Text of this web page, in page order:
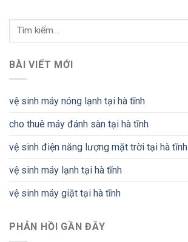
BÀI VIẾT MỚI
vệ sinh máy nóng lạnh tại hà tĩnh
cho thuê máy đánh sàn tại hà tĩnh
vệ sinh điện năng lượng mặt trời tại hà tĩnh
vệ sinh máy lạnh tại hà tĩnh
vệ sinh máy giặt tại hà tĩnh
PHẢN HỒI GẦN ĐÂY